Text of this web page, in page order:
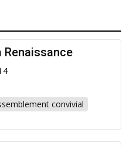
Renaissance
convivial